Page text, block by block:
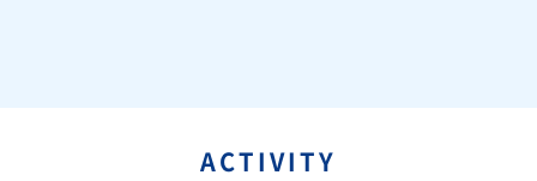
ACTIVITY